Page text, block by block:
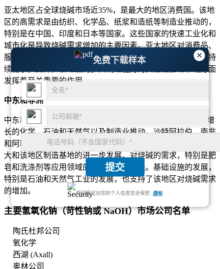
×
免费下载样本
提交
我们保证对您的个人信息完全保密. 隐私
亚太地区占全球烧碱市场近35%，是最大的地区消费国。该地
区的高需求是由纺织、化学品、纸浆和造纸等制造业推动的，
特别是在中国、印度和日本等国家。这些国家的快速工业化和
城市化是导致烧碱需求增加的主要因素。亚太地区对消费品、
服装和包装材料的需求不断增长，确保了各种应用对烧碱的持
续需求。此外，该地区对扩大制造能力的关注在推动市场方面
发挥着至关重要的作用。
中东和非洲
中东和非洲地区约占全球烧碱市场的10%。需求主要由不断增
长的化学、石油和天然气以及制造业推动。沙特阿拉伯、南非
和阿联酋等国家是市场份额的主要贡献者。随着工业活动的扩
大和该地区制造基地的进一步发展，对烧碱的需求，特别是肥
皂和洗涤剂等应用领域的需求预计将增长。基础设施的发展，
特别是石油和天然气工业的发展，也支持了该地区对烧碱需求
的增加。
主要氢氧化钠（苛性钠或 NaOH）市场公司名单
陶氏杜邦公司
氧化学
西湖 (Axall)
奥林公司